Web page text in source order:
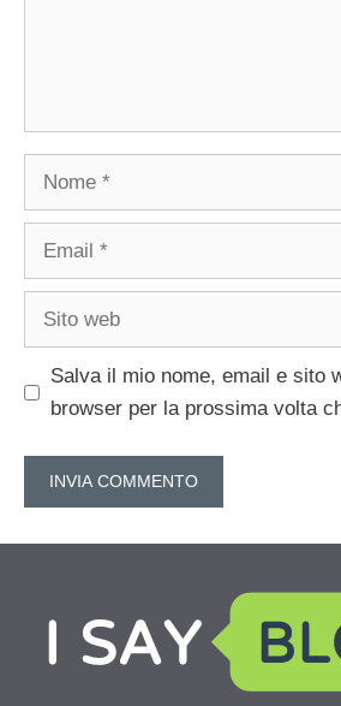
Nome
Email
Sito
Salva il mio nome, email e sito
browser per la prossima volta